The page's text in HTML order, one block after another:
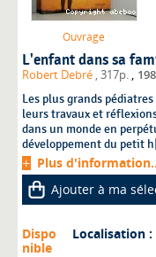
Ouvrage
L'enfant dans sa
Robert Debré , 317p. ,
Les plus grands
leurs travaux et
dans un monde en
développement du petit
Plus
Ajouter à ma
Dispo
nible
Localisation :